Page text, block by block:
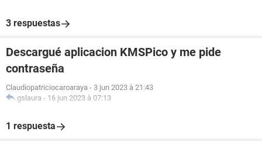
3 respuestas
Descargué aplicacion KMSPico y me pide
contraseña
Claudiopatriciocaroaraya - 3 jun 2023 à 21:43
gslaura - 16 jun 2023 à 07:13
1 respuesta